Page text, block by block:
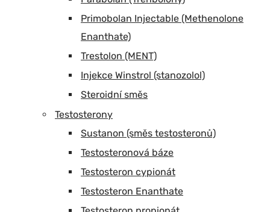
Primobolan Injectable (Methenolone
Enanthate)
Trestolon (MENT)
Injekce Winstrol (stanozolol)
Steroidní směs
Testosterony
Sustanon (směs testosteronů)
Testosteronová báze
Testosteron cypionát
Testosteron Enanthate